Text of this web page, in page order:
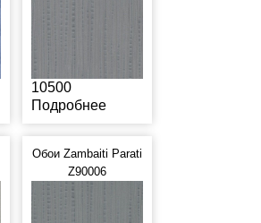
10500
Подробнее
Обои Zambaiti Parati
Z90006